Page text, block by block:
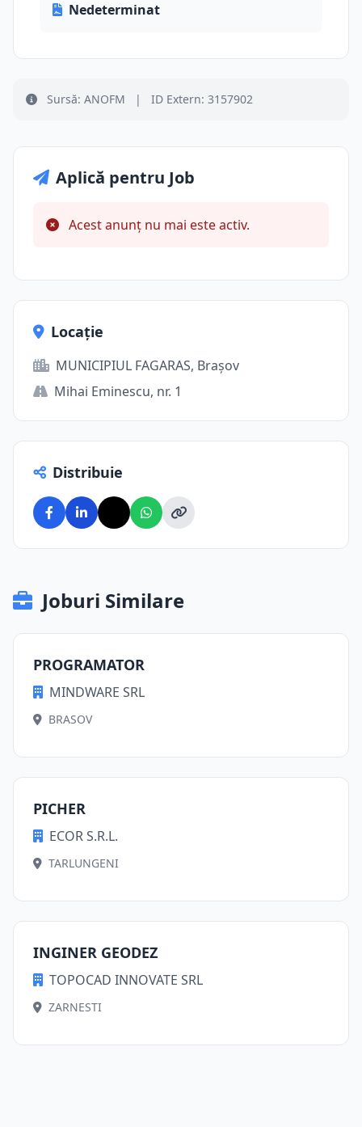
Nedeterminat
Sursă: ANOFM | ID Extern: 3157902
Aplică pentru Job
Acest anunț nu mai este activ.
Locație
MUNICIPIUL FAGARAS, Brașov
Mihai Eminescu, nr. 1
Distribuie
Joburi Similare
PROGRAMATOR
MINDWARE SRL
BRASOV
PICHER
ECOR S.R.L.
TARLUNGENI
INGINER GEODEZ
TOPOCAD INNOVATE SRL
ZARNESTI